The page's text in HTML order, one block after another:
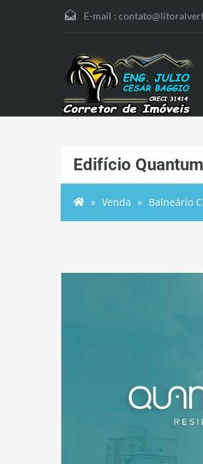
E-mail :
Edifício
Venda Balneário